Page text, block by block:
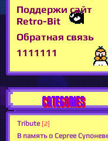
Поддержи сайт
Retro-Bit
Обратная связь
1111111
CATEGORIES
Tribute [2]
В память о Сергее